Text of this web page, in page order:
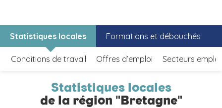
Statistiques locales Formations et débouchés
Conditions de travail Offres d’emploi Secteurs
Statistiques locales
de la région "Bretagne"